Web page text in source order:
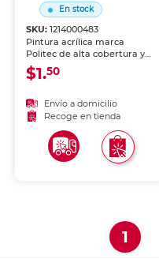
En stock
SKU:1214000483
Pintura acrílica marca
Politec de alta cobertura y
secado rápido. Colores
intensos para lienzo,
manualidades. Resistente al
agua una vez seca.
$1.50
Envío a domicilio
Recoge en tienda
1